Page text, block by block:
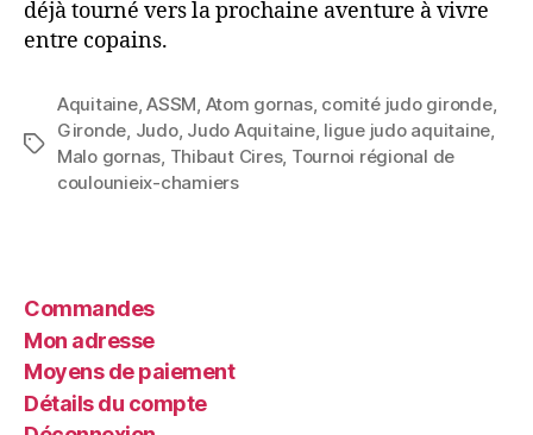
déjà tourné vers la prochaine aventure à vivre
entre copains.
Aquitaine,ASSM, Atom gornas, comité judo gironde,
Gironde, Judo, Judo Aquitaine, ligue judo aquitaine,
Malo gornas, Thibaut Cires, Tournoi régional de
coulounieix-chamiers
Commandes
Mon adresse
Moyens de paiement
Détails du compte